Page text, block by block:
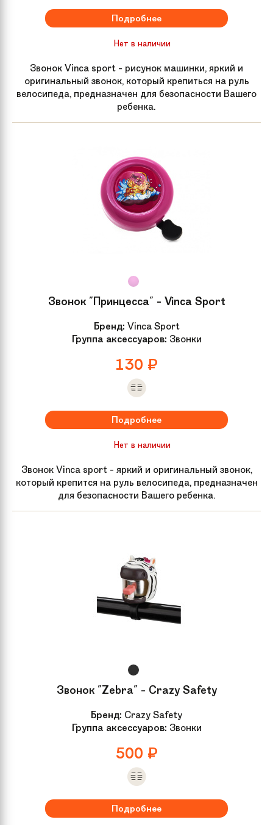
Подробнее
Нет в наличии
Звонок Vinca sport - рисунок машинки, яркий и
оригинальный звонок, который крепиться на руль
велосипеда, предназначен для безопасности Вашего
ребенка.
Звонок "Принцесса" - Vinca Sport
Бренд: Vinca Sport
Группа аксессуаров: Звонки
130 ₽
Подробнее
Нет в наличии
Звонок Vinca sport - яркий и оригинальный звонок,
который крепится на руль велосипеда, предназначен
для безопасности Вашего ребенка.
Звонок "Zebra" - Crazy Safety
Бренд: Crazy Safety
Группа аксессуаров: Звонки
500 ₽
Подробнее